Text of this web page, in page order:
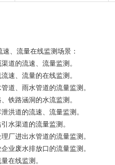
、流量在线监测场景：
道的流速、流量监测。
速、流量的在线监测。
道、雨水管道的流量监测。
铁路涵洞的水流监测。
洪道的流速、流量监测。
水渠道的流量监测。
厂进出水管道的流量监测。
业废水排放口的流量监测。
在线监测。